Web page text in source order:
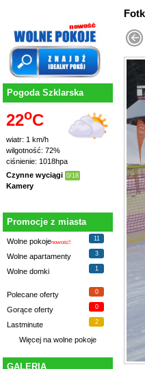
Pogoda Szklarska
22oC
wiatr: 1 km/h
wilgotność: 72%
ciśnienie: 1018hpa
Czynne wyciągi 0/18
Kamery
Promocje z miasta
Wolne pokojenowość!
11
Wolne apartamenty 3
Wolne domki 1
Polecane oferty 0
Gorące oferty 0
Lastminute 2
Więcej na wolne pokoje
GALERIA